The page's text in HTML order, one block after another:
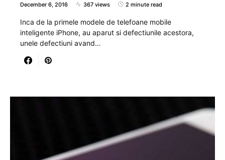
December 6, 2016 367 views 2 minute read
Inca de la primele modele de telefoane mobile
inteligente iPhone, au aparut si defectiunile acestora,
unele defectiuni avand…